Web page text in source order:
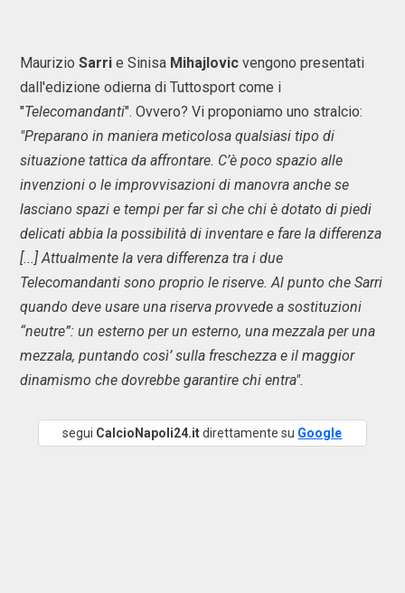
Maurizio Sarri e Sinisa Mihajlovic vengono presentati
dall'edizione odierna di Tuttosport come i
"Telecomandanti". Ovvero? Vi proponiamo uno stralcio:
"Preparano in maniera meticolosa qualsiasi tipo di
situazione tattica da affrontare. C’è poco spazio alle
invenzioni o le improvvisazioni di manovra anche se
lasciano spazi e tempi per far sì che chi è dotato di piedi
delicati abbia la possibilità di inventare e fare la differenza
[...] Attualmente la vera differenza tra i due
Telecomandanti sono proprio le riserve. Al punto che Sarri
quando deve usare una riserva provvede a sostituzioni
“neutre”: un esterno per un esterno, una mezzala per una
mezzala, puntando così’ sulla freschezza e il maggior
dinamismo che dovrebbe garantire chi entra".
segui CalcioNapoli24.itdirettamente su Google